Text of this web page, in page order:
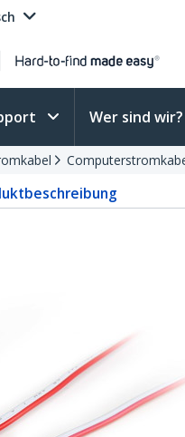
Wer sind wir?